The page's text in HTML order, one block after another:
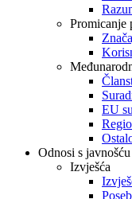
Promicanje
EU
Odnosi s javnošću
Izvješća